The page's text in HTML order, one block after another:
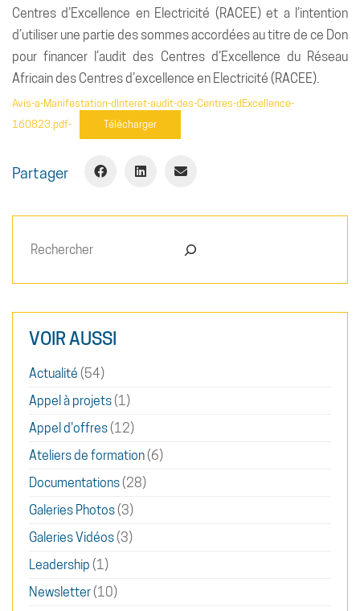
Centres d’Excellence en Electricité (RACEE) et a l’intention
d’utiliser une partie des sommes accordées au titre de ce Don
pour financer l’audit des Centres d’Excellence du Réseau
Africain des Centres d’excellence en Electricité (RACEE).
Avis-a-Manifestation-dInteret-audit-des-Centres-dExcellence-
160823.pdf-
Télécharger
Partager
Rechercher
VOIR AUSSI
Actualité (54)
Appel à projets(1)
Appel d'offres(12)
Ateliers de formation(6)
Documentations(28)
Galeries Photos(3)
Galeries Vidéos(3)
Leadership (1)
Newsletter(10)